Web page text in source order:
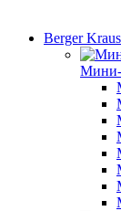
Berger Kraus
Мини-